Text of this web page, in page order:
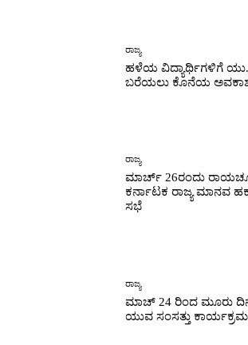
ರಾಜ್ಯ
ಹಳೆಯ ವಿದ್ಯಾರ್ಥಿಗಳಿಗೆ
ಬರೆಯಲು ಕೊನೆಯ
ರಾಜ್ಯ
ಮಾರ್ಚ್ 26ರಂದು
ಕರ್ನಾಟಕ ರಾಜ್ಯ ಮಾನವ
ಸಭೆ
ರಾಜ್ಯ
ಮಾಚ್ 24 ರಿಂದ ಮೂರು
ಯುವ ಸಂಸತ್ತು